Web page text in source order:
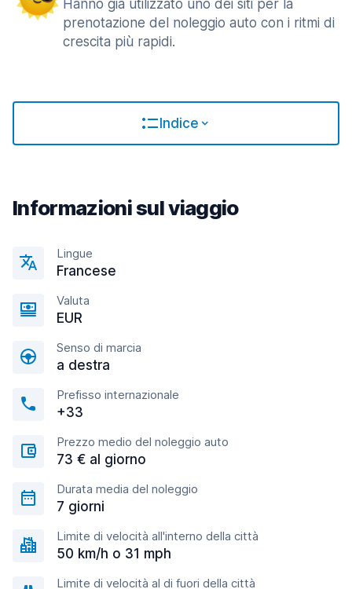
Hanno già utilizzato uno dei siti per la
prenotazione del noleggio auto con i ritmi di
crescita più rapidi.
Indice
Informazioni sul viaggio
Lingue
Francese
Valuta
EUR
Senso di marcia
a destra
Prefisso internazionale
+33
Prezzo medio del noleggio auto
73 € al giorno
Durata media del noleggio
7 giorni
Limite di velocità all'interno della città
50 km/h o 31 mph
Limite di velocità al di fuori della città